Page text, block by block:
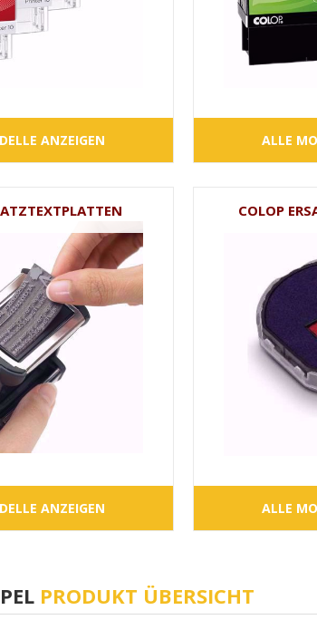
ANZEIGEN ALLE
ANZEIGEN
COLOP
ALLE
PRODUKT ÜBERSICHT